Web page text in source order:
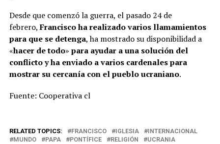
Desde que comenzó la guerra, el pasado 24 de
febrero,Francisco ha realizado varios llamamientos
para que se detenga, ha mostrado su disponibilidad a
«hacer de todo» para ayudar a una solución del
conflicto yha enviado a varios cardenales para
mostrar su cercanía con el pueblo ucraniano.
Fuente: Cooperativa cl
RELATED TOPICS: FRANCISCO IGLESIA
INTERNACIONAL
MUNDO
PAPA PONTÍFICE RELIGIÓN UCRANIA